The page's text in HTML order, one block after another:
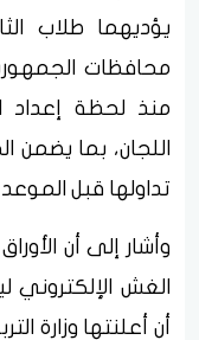
يؤديهما طلاب
محافظات
منذ لحظة إعداد
اللجان، بما يضمن
تداولها قبل
وأشار إلى أن
الغش
أن أعلنتها وزارة